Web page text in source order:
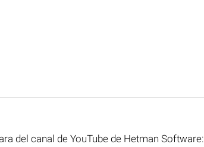
del canal de YouTube de Hetman Software: